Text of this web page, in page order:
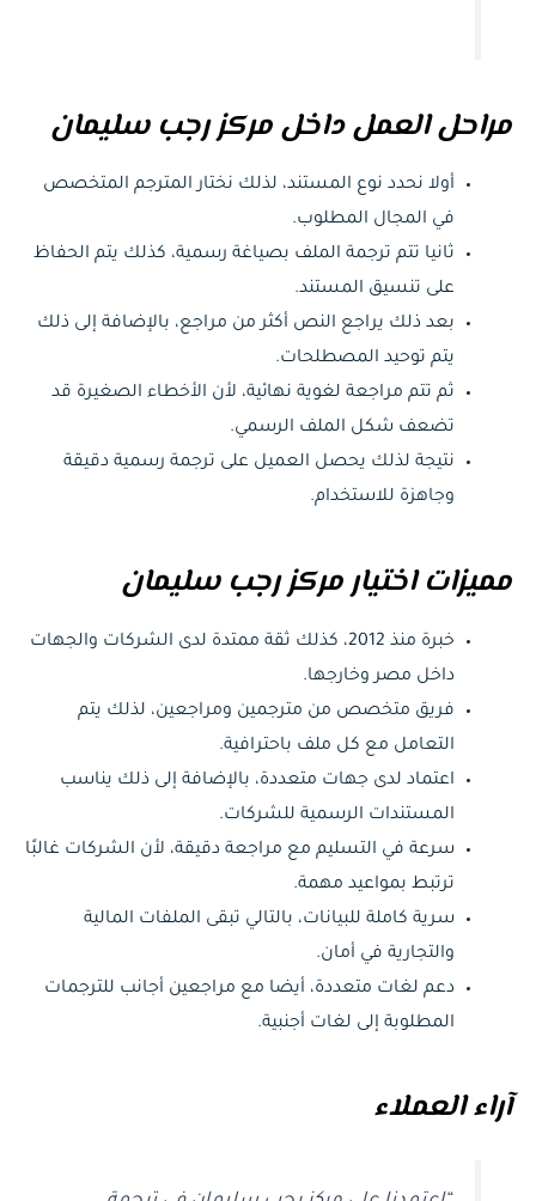
مراحل العمل داخل مركز رجب سليمان
أولا نحدد نوع المستند، لذلك نختار المترجم المتخصص
في المجال المطلوب.
ثانيا تتم ترجمة الملف بصياغة رسمية، كذلك يتم الحفاظ
على تنسيق المستند.
بعد ذلك يراجع النص أكثر من مراجع، بالإضافة إلى ذلك
يتم توحيد المصطلحات.
ثم تتم مراجعة لغوية نهائية، لأن الأخطاء الصغيرة قد
تضعف شكل الملف الرسمي.
نتيجة لذلك يحصل العميل على ترجمة رسمية دقيقة
وجاهزة للاستخدام.
مميزات اختيار مركز رجب سليمان
خبرة منذ 2012، كذلك ثقة ممتدة لدى الشركات والجهات
داخل مصر وخارجها.
فريق متخصص من مترجمين ومراجعين، لذلك يتم
التعامل مع كل ملف باحترافية.
اعتماد لدى جهات متعددة، بالإضافة إلى ذلك يناسب
المستندات الرسمية للشركات.
سرعة في التسليم مع مراجعة دقيقة، لأن الشركات غالبًا
ترتبط بمواعيد مهمة.
سرية كاملة للبيانات، بالتالي تبقى الملفات المالية
والتجارية في أمان.
دعم لغات متعددة، أيضا مع مراجعين أجانب للترجمات
المطلوبة إلى لغات أجنبية.
آراء العملاء